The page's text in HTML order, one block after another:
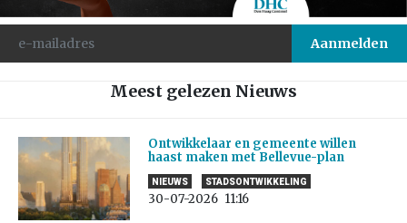
Meest gelezen Nieuws
Ontwikkelaar en gemeente willen
haast maken met Bellevue-plan
NIEUWS STADSONTWIKKELING
30-07-2026 11:16